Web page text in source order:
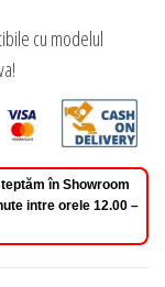
cu modelul
în Showroom
intre orele 12.00 –